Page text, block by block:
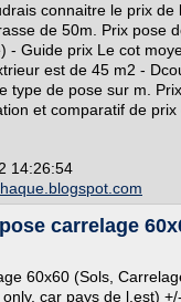
connaitre le prix de
de 50m. Prix pose
- Guide prix Le cot
est de 45 m2 -
type de pose sur m.
et comparatif de prix
14:26:54
carrelage
60x60 (Sols,
car pays de l.est)